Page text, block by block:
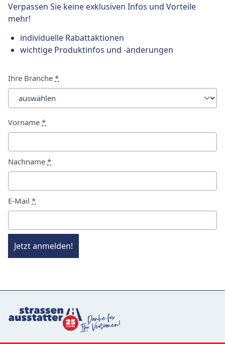
Verpassen Sie keine exklusiven Infos und Vorteile
mehr!
individuelle Rabattaktionen
wichtige Produktinfos und -änderungen
Ihre Branche *
Vorname *
Nachname *
E-Mail *
Jetzt anmelden!